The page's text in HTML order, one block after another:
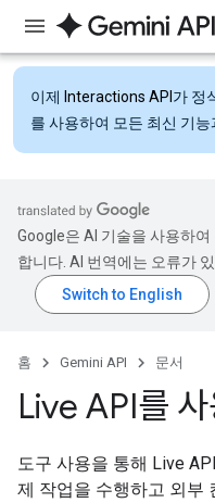
이제 Interactions API 가 정
를 사용하여 모든 최신 기
Google은 AI 기술을 사용하
합니다. AI 번역에는 오류가
홈 Gemini API 문서
Live API를
도구 사용을 통해 Live
제 작업을 수행하고 외부